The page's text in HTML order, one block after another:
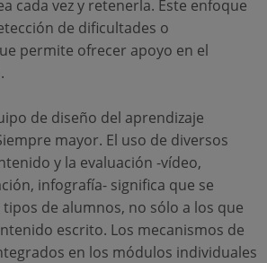
cada vez y retenerla. Este enfoque
de dificultades o
permite ofrecer apoyo en el
de diseño del aprendizaje
mayor. El uso de diversos
y la evaluación -vídeo,
infografía- significa que se
de alumnos, no sólo a los que
escrito. Los mecanismos de
en los módulos individuales